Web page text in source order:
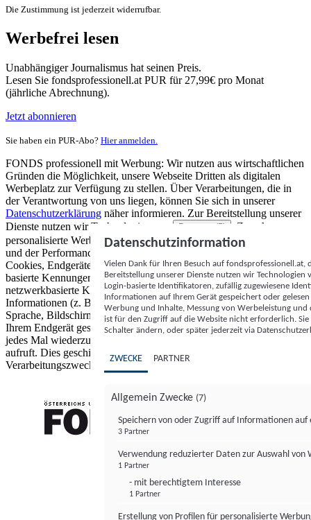
Die Zustimmung ist jederzeit widerrufbar.
Werbefrei lesen
Unabhängiger Journalismus hat seinen Preis.
Lesen Sie fondsprofessionell.at PUR für 27,99€ pro Monat
(jährliche Abrechnung).
Jetzt abonnieren
Sie haben ein PUR-Abo? Hier anmelden.
FONDS professionell mit Werbung: Wir nutzen aus wirtschaftlichen
Gründen die Möglichkeit, unsere Webseite Dritten als digitalen
Werbeplatz zur Verfügung zu stellen. Über Verarbeitungen, die in
der Verantwortung von uns liegen, können Sie sich in unserer
Datenschutzerklärung näher informieren. Zur Bereitstellung unserer
Dienste nutzen wir Technologien von
Partnern (5)
. Zwecke:
personalisierte Werbung und Inhalte, Messung von Werbeleistung
und der Performance von Inhalten sowie Zielgruppenforschung.
Cookies, Endgeräte- oder ähnliche Online-Kennungen (z. B. login-
basierte Kennungen, zufällig generierte Kennungen,
netzwerkbasierte Kennungen) können zusammen mit anderen
Informationen (z. B. Browsertyp und Browserinformationen,
Sprache, Bildschirmgröße, unterstützte Technologien usw.) auf
Ihrem Endgerät gespeichert oder von dort ausgelesen werden, um es
jedes Mal wiederzuerkennen, wenn es eine App oder einer Webseite
aufruft. Dies geschieht für einen oder mehrere der hier aufgeführten
Verarbeitungszwecke.
Datenschutzinformation
Vielen Dank für Ihren Besuch auf
Bereitstellung unserer Dienste nutzen wir Technologien
Login-basierte Identifikatoren, zufällig zugewiesene
Informationen auf Ihrem Gerät gespeichert oder
Werbung und Inhalte, Messung von Werbeleistung
ist für den Zugriff auf die Website nicht erforderlich.
Schalter ändern, oder später jederzeit via
ZWECKE PARTNER
Allgemein Zwecke (7)
Speichern von oder Zugriff auf Informationen auf
3 Partner
Verwendung reduzierter Daten zur Auswahl von
1 Partner
- mit berechtigtem Interesse
1 Partner
Erstellung von Profilen für personalisierte
FONDS professionell